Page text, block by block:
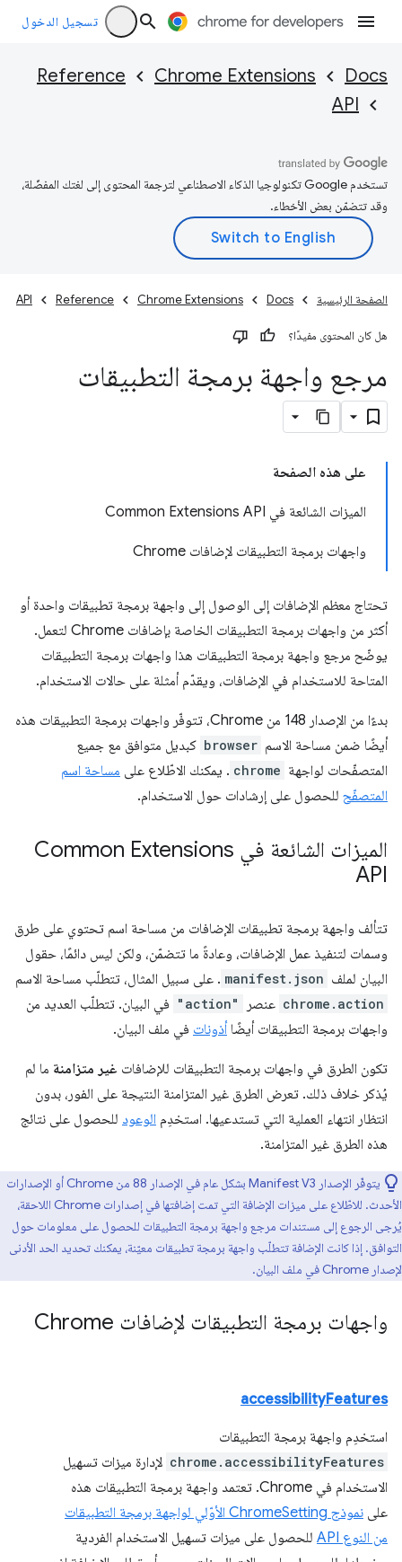
تسجيل الدخول
Docs
Chrome Extensions
Reference
API
تستخدم Google تكنولوجيا الذكاء الاصطناعي لترجمة المحتوى إلى لغتك المفضّلة،
وقد تتضمّن بعض الأخطاء.
الصفحة الرئيسية Docs
Chrome Extensions
Reference
API
هل كان المحتوى مفيدًا؟
مرجع واجهة برمجة التطبيقات
على هذه الصفحة
الميزات الشائعة في Common Extensions API
واجهات برمجة التطبيقات لإضافات Chrome
تحتاج معظم الإضافات إلى الوصول إلى واجهة برمجة تطبيقات واحدة أو
أكثر من واجهات برمجة التطبيقات الخاصة بإضافات Chrome لتعمل.
يوضّح مرجع واجهة برمجة التطبيقات هذا واجهات برمجة التطبيقات
المتاحة للاستخدام في الإضافات، ويقدّم أمثلة على حالات الاستخدام.
بدءًا من الإصدار 148 من Chrome، تتوفّر واجهات برمجة التطبيقات هذه
أيضًا ضمن مساحة الاسم browser كبديل متوافق مع جميع
المتصفّحات لواجهة chrome . يمكنك الاطّلاع على مساحة اسم
المتصفّح للحصول على إرشادات حول الاستخدام.
الميزات الشائعة في Common Extensions
API
تتألف واجهة برمجة تطبيقات الإضافات من مساحة اسم تحتوي على طرق
وسمات لتنفيذ عمل الإضافات، وعادةً ما تتضمّن، ولكن ليس دائمًا، حقول
البيان لملف manifest.json . على سبيل المثال، تتطلّب مساحة الاسم
chrome.action عنصر "action" في البيان. تتطلّب العديد من
واجهات برمجة التطبيقات أيضًا أذونات في ملف البيان.
تكون الطرق في واجهات برمجة التطبيقات للإضافات غير متزامنة ما لم
يُذكر خلاف ذلك. تعرض الطرق غير المتزامنة النتيجة على الفور، بدون
انتظار انتهاء العملية التي تستدعيها. استخدِم الوعود للحصول على نتائج
هذه الطرق غير المتزامنة.
يتوفّر الإصدار Manifest V3 بشكل عام في الإصدار 88 من Chrome أو الإصدارات
الأحدث. للاطّلاع على ميزات الإضافة التي تمت إضافتها في إصدارات Chrome اللاحقة،
يُرجى الرجوع إلى مستندات مرجع واجهة برمجة التطبيقات للحصول على معلومات حول
التوافق. إذا كانت الإضافة تتطلّب واجهة برمجة تطبيقات معيّنة، يمكنك تحديد الحد الأدنى
لإصدار Chrome في ملف البيان.
واجهات برمجة التطبيقات لإضافات Chrome
accessibilityFeatures
استخدِم واجهة برمجة التطبيقات
chrome.accessibilityFeatures لإدارة ميزات تسهيل
الاستخدام في Chrome. تعتمد واجهة برمجة التطبيقات هذه
على
نموذج ChromeSetting الأوّلي لواجهة برمجة التطبيقات
من النوع API
للحصول على ميزات تسهيل الاستخدام الفردية